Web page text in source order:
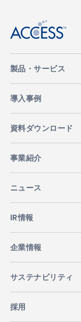
製品・サービス
導入事例
資料ダウンロード
事業紹介
ニュース
IR情報
企業情報
サステナビリティ
採用